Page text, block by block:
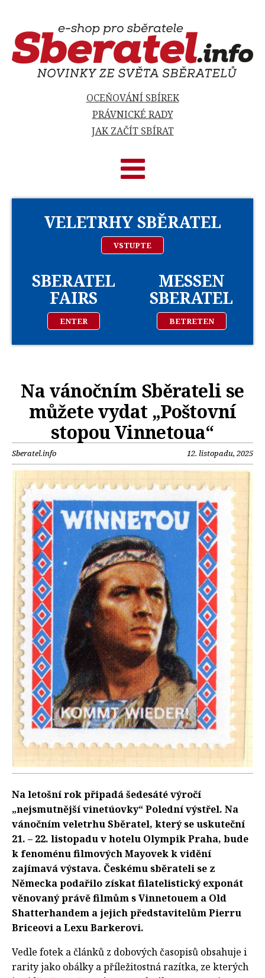
OCEŇOVÁNÍ SBÍREK
PRÁVNICKÉ RADY
JAK ZAČÍT SBÍRAT
VELETRHY SBĚRATEL
VSTUPTE
SBERATEL
FAIRS
ENTER
MESSEN
SBERATEL
BETRETEN
Na vánočním Sběrateli se
můžete vydat „Poštovní
stopou Vinnetoua“
Sberatel.info 12. listopadu, 2025
Na letošní rok připadá šedesáté výročí
„nejsmutnější vinetúovky“ Polední výstřel. Na
vánočním veletrhu Sběratel, který se uskuteční
21. – 22. listopadu v hotelu Olympik Praha, bude
k fenoménu filmových Mayovek k vidění
zajímavá výstava. Českému sběrateli se z
Německa podařilo získat filatelistický exponát
věnovaný právě filmům s Vinnetouem a Old
Shatterhandem a jejich představitelům Pierru
Briceovi a Lexu Barkerovi.
Vedle fotek a článků z dobových časopisů obsahuje i
rarity jako obálky a příležitostná razítka, ze kterých